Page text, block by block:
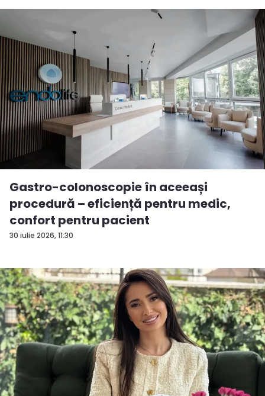
30 iulie 2026, 11:30
Gastro-colonoscopie în aceeași
procedură – eficiență pentru medic,
confort pentru pacient